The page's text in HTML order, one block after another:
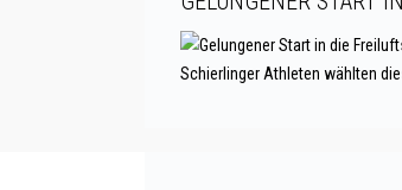
Schierlinger Athleten wählten